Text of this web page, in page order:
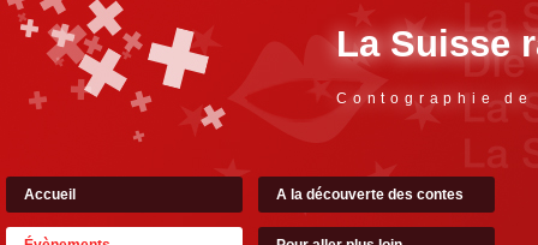
La Suisse
Contographie
Accueil A la découverte des contes